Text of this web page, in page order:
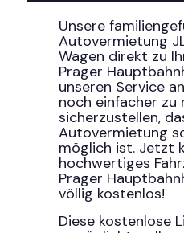
Unsere
Autovermietung
Wagen direkt zu
Prager
unseren Service
noch einfacher zu
sicherzustellen,
Autovermietung
möglich ist. Jetzt
hochwertiges
Prager
völlig kostenlos!
Diese kostenlose